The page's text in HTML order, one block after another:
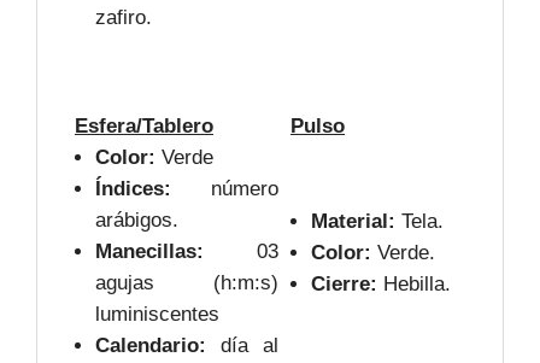
zafiro.
Esfera/Tablero
Pulso
Color: Verde
Índices:
número
arábigos.
Manecillas:
03
agujas (h:m:s)
luminiscentes
Calendario:
día al
Material: Tela.
Color: Verde.
Cierre: Hebilla.